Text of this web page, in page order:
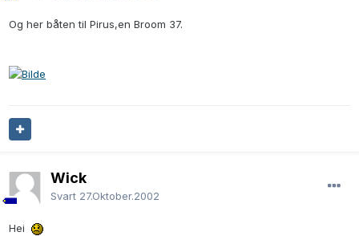
Og her båten til Pirus,en Broom 37.
Wick
Svart 27.Oktober.2002
Hei